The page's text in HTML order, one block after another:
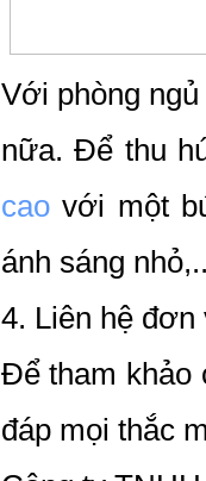
Với phòng
nữa. Để thu
caovới một
ánh sáng
4. Liên hệ đơn
Để tham khảo
đáp mọi thắc